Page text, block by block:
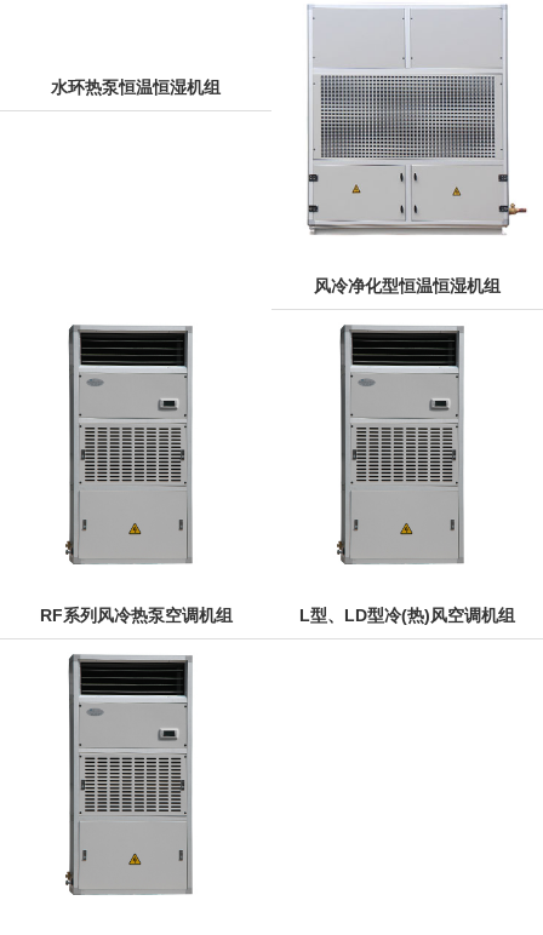
水环热泵恒温恒湿机组
风冷净化型恒温恒湿机组
RF系列风冷热泵空调机组 L型、LD型冷(热)风空调机组